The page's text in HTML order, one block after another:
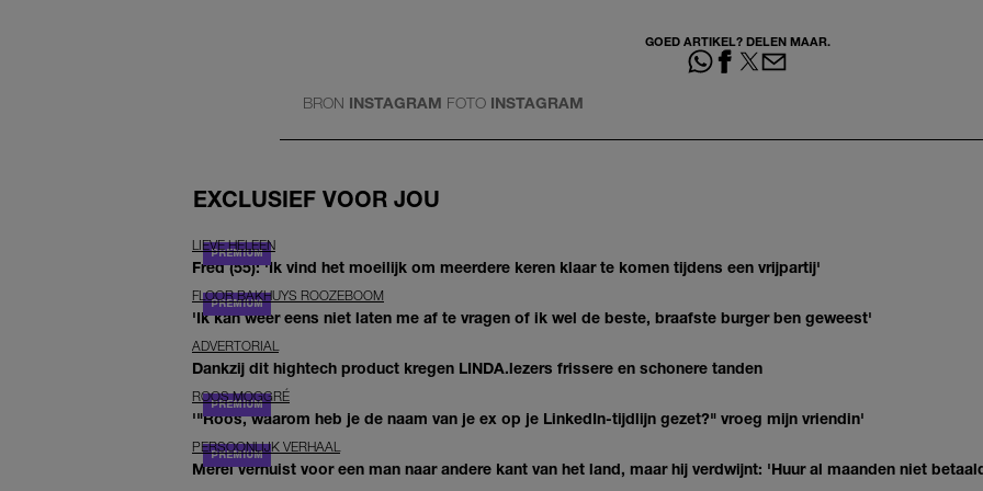
GOED ARTIKEL? DELEN MAAR.
BRON INSTAGRAM FOTO INSTAGRAM
EXCLUSIEF VOOR JOU
LIEVE HELEEN
Fred (55): 'Ik vind het moeilijk om meerdere keren klaar te komen tijdens een vrijpartij'
FLOOR BAKHUYS ROOZEBOOM
'Ik kan weer eens niet laten me af te vragen of ik wel de beste, braafste burger ben geweest'
ADVERTORIAL
Dankzij dit hightech product kregen LINDA.lezers frissere en schonere tanden
ROOS MOGGRÉ
'"Roos, waarom heb je de naam van je ex op je LinkedIn-tijdlijn gezet?" vroeg mijn vriendin'
PERSOONLIJK VERHAAL
Merel verhuist voor een man naar andere kant van het land, maar hij verdwijnt: 'Huur al maanden niet